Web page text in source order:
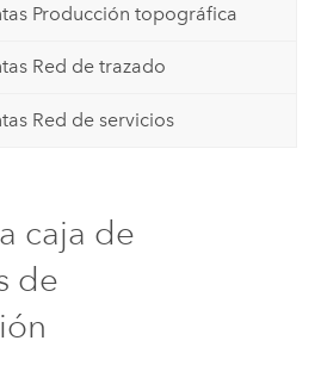
Producción topográfica
Red de trazado
Red de servicios
caja de
de